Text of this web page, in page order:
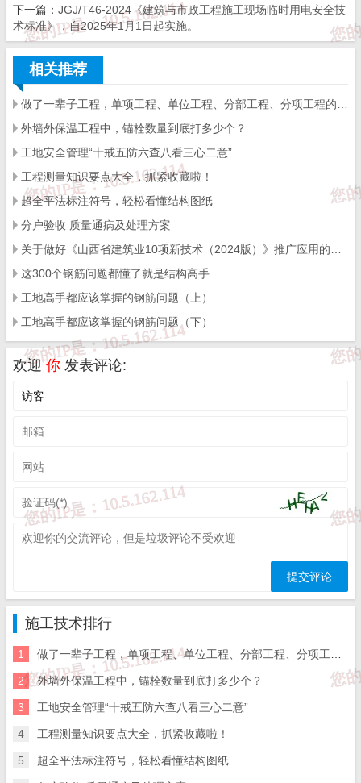
防水砂浆 不少于14d
防水后浇带不少于
泡沫混凝土 不少于 7d
室内地面
预制构件接缝 不少于14d
二、风力总结
三级风
（1）冬期施工，雪天或施焊 现场风速超过三级风
（2）室外喷涂硬泡聚氨酯
五级风
（2）装修作业
（3）雨天作业，钢结构室外喷涂
（4） 幕墙外表面的检查、清洗作业
（1）模板露天高空作业
（2）高空吊运（吊装）作业
下一篇： JGJ/T46-2024《建筑与市政工程施工现场临时用电安全技
术标准》，自2025年1月1日起实施。
相关推荐
外墙外保温工程中，锚栓数量到底打多少个？
工地安全管理“十戒五防六查八看三心二意”
工程测量知识要点大全，抓紧收藏啦！
超全平法标注符号，轻松看懂结构图纸
分户验收 质量通病及处理方案
这300个钢筋问题都懂了就是结构高手
工地高手都应该掌握的钢筋问题（上）
工地高手都应该掌握的钢筋问题（下）
欢迎你 发表评论:
施工技术排行
1 做了一辈子工程，单项工程、单位工程、分部工程、分项工程的划分，你能分清楚吗
2 外墙外保温工程中，锚栓数量到底打多少个？
3 工地安全管理“十戒五防六查八看三心二意”
4 工程测量知识要点大全，抓紧收藏啦！
5 超全平法标注符号，轻松看懂结构图纸